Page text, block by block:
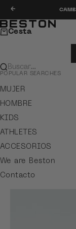
Anterior
Beston
Cesta
Buscar…
POPULAR SEARCHES
MUJER
HOMBRE
KIDS
ATHLETES
ACCESORIOS
We are Beston
Contacto